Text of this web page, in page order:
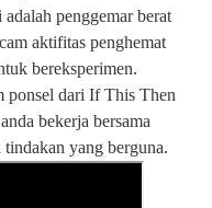
penggemarberat
aktifitas penghemat
bereksperimen.
ponsel dari If This Then
bekerja bersama
yang berguna.